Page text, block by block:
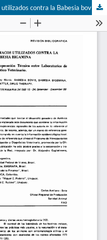
Acción y toxicidad de los fármacos utilizados contra la Babesia bovis y Babesia bigamina